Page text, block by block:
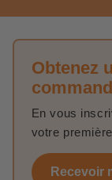
Obtenez
En vous
votre
Recevoir